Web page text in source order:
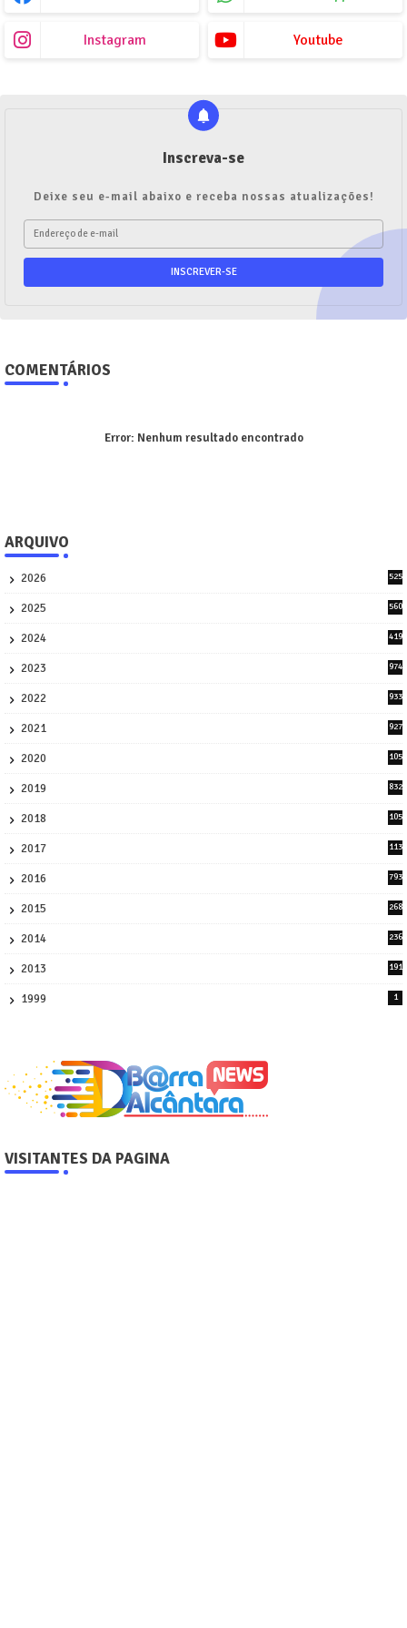
Instagram Youtube
Inscreva-se
Deixe seu e-mail abaixo e receba nossas atualizações!
COMENTÁRIOS
Error: Nenhum resultado encontrado
ARQUIVO
2026
525
2025
560
2024
419
2023
974
2022
933
2021
927
2020
105
2019
832
2018
105
2017
113
2016
793
2015
268
2014
236
2013
191
1999 1
VISITANTES DA PAGINA